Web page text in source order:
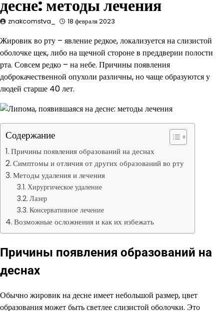
десне: методы лечения
znakcomstva_ 18 февраля 2023
Жировик во рту – явление редкое, локализуется на слизистой
оболочке щек, либо на щечной стороне в преддверии полости
рта. Совсем редко – на небе. Причины появления
доброкачественной опухоли различны, но чаще образуются у
людей старше 40 лет.
Содержание
Причины появления образований на деснах
Симптомы и отличия от других образований во рту
Методы удаления и лечения
Хирургическое удаление
Лазер
Консервативное лечение
Возможные осложнения и как их избежать
Причины появления образований на
деснах
Обычно жировик на десне имеет небольшой размер, цвет
образования может быть светлее слизистой оболочки. Это